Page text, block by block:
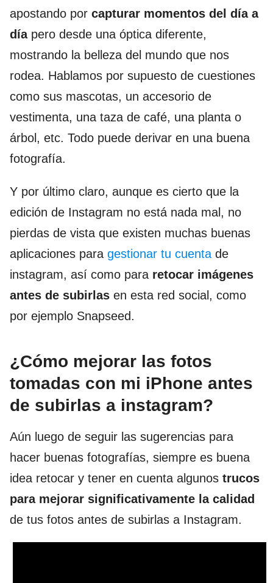
apostando por capturar momentos del día a
díapero desde una óptica diferente,
mostrando la belleza del mundo que nos
rodea. Hablamos por supuesto de cuestiones
como sus mascotas, un accesorio de
vestimenta, una taza de café, una planta o
árbol, etc. Todo puede derivar en una buena
fotografía.
Y por último claro, aunque es cierto que la
edición de Instagram no está nada mal, no
pierdas de vista que existen muchas buenas
aplicaciones para gestionar tu cuenta de
instagram, así como para retocar imágenes
antes de subirlas en esta red social, como
por ejemplo Snapseed.
¿Cómo mejorar las fotos
tomadas con mi iPhone antes
de subirlas a instagram?
Aún luego de seguir las sugerencias para
hacer buenas fotografías, siempre es buena
idea retocar y tener en cuenta algunos trucos
para mejorar significativamente la calidad
de tus fotos antes de subirlas a Instagram.